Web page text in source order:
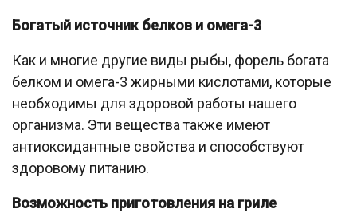
Богатый источник белков и омега-3
Как и многие другие виды рыбы, форель богата
белком и омега-3 жирными кислотами, которые
необходимы для здоровой работы нашего
организма. Эти вещества также имеют
антиоксидантные свойства и способствуют
здоровому питанию.
Возможность приготовления на гриле